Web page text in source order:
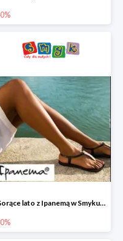
Gorące lato z Ipanemą w Smyku do -30%